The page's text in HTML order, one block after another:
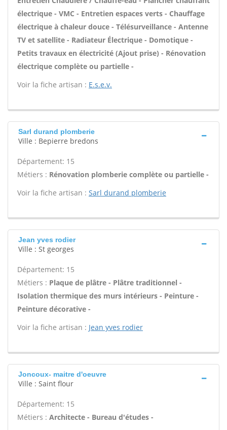
électrique - VMC - Entretien espaces verts - Chauffage
électrique à chaleur douce - Télésurveillance - Antenne
TV et satellite - Radiateur Électrique - Domotique -
Petits travaux en électricité (Ajout prise) - Rénovation
électrique complète ou partielle -
Voir la fiche artisan : E.s.e.v.
Sarl durand plomberie
Ville : Bepierre bredons
Département: 15
Métiers : Rénovation plomberie complète ou partielle -
Voir la fiche artisan : Sarl durand plomberie
Jean yves rodier
Ville : St georges
Département: 15
Métiers : Plaque de plâtre - Plâtre traditionnel -
Isolation thermique des murs intérieurs - Peinture -
Peinture décorative -
Voir la fiche artisan : Jean yves rodier
Joncoux- maitre d'oeuvre
Ville : Saint flour
Département: 15
Métiers : Architecte - Bureau d'études -